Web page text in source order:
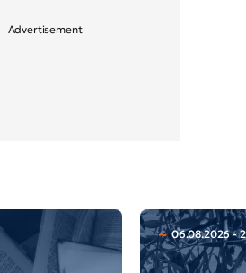
06.08.2026 -